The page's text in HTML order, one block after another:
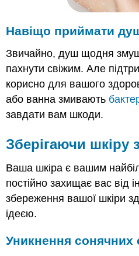
Навіщо приймати
Звичайно, душ щодня
пахнути свіжим. Але
корисно для вашого
або ванна змивають
завдати вам шкоди.
Зберігаючи шкіру
Ваша шкіра є вашим
постійно захищає вас від
збереження вашої шкіри
ідеєю.
Уникнення сонячних